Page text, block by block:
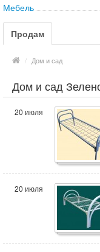
Мебель
Продам
/ Дом и сад
Дом и сад
20 июля
20 июля